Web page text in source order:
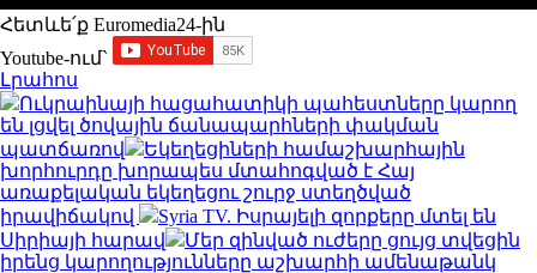
Հետևե՛ք Euromedia24-ին
Youtube-ում`
Լրահոս
Ուկրաինայի հացահատիկի պահեստները կարող
են լցվել ծովային ճանապարհների փակման
պատճառով
Եկեղեցիների համաշխարհային
խորհուրդը խորապես մտահոգված է Հայ
առաքելական եկեղեցու շուրջ ստեղծված
իրավիճակով
Syria TV. Իսրայելի զորքերը մտել են
Սիրիայի հարավ
Մեր զինված ուժերը ցույց տվեցին
իրենց կարողությունները աշխարհի ամենաթանկ